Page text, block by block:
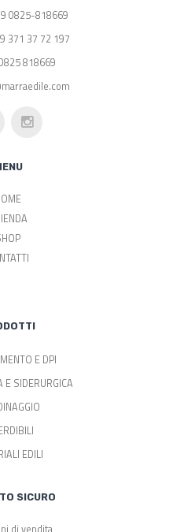
0825-818669
371 37 72 197
818669
E DPI
E SIDERURGICA
EDILI
SICURO
di vendita